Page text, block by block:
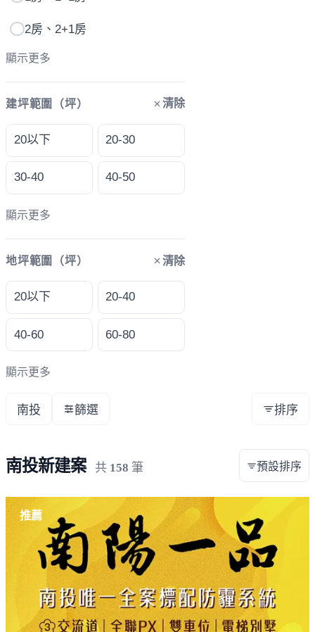
2房、2+1房
顯示更多
建坪範圍（坪） 清除
20以下 20-30
30-40 40-50
顯示更多
地坪範圍（坪） 清除
20以下 20-40
40-60 60-80
顯示更多
南投 篩選 排序
南投新建案 共 158 筆 預設排序
載入失敗，請重新整理
推薦